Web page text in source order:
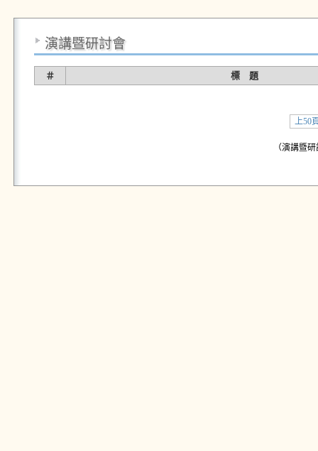
演講暨研討會
＃ 標 題
上50
（演講暨